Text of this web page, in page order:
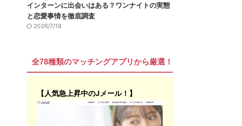
インターンに出会いはある？ワンナイトの実態
と恋愛事情を徹底調査
2026/7/18
全78種類のマッチングアプリから厳選！
【人気急上昇中のJメール！】